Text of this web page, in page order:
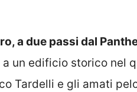
a due passi dal
un edificio storico nel
Tardelli e gli amati